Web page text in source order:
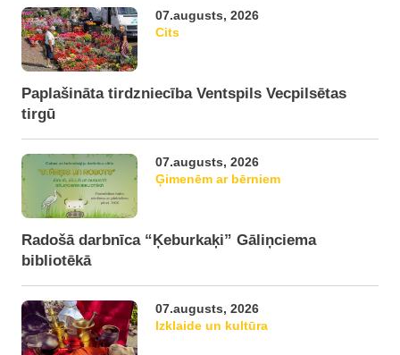
07.augusts, 2026
Cits
Paplašināta tirdzniecība Ventspils Vecpilsētas
tirgū
07.augusts, 2026
Ģimenēm ar bērniem
Radošā darbnīca “Ķeburkaķi” Gāliņciema
bibliotēkā
07.augusts, 2026
Izklaide un kultūra